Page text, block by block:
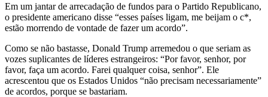
Em um jantar de arrecadação de fundos para o Partido Republicano,
o presidente americano disse “esses países ligam, me beijam o c*,
estão morrendo de vontade de fazer um acordo”.
Como se não bastasse, Donald Trump arremedou o que seriam as
vozes suplicantes de líderes estrangeiros: “Por favor, senhor, por
favor, faça um acordo. Farei qualquer coisa, senhor”. Ele
acrescentou que os Estados Unidos “não precisam necessariamente”
de acordos, porque se bastariam.